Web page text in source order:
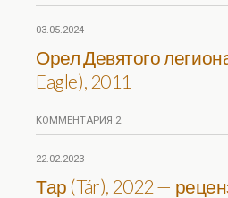
03.05.2024
Орел Девятого
Eagle), 2011
КОММЕНТАРИЯ 2
22.02.2023
Тар (Tár), 2022 —